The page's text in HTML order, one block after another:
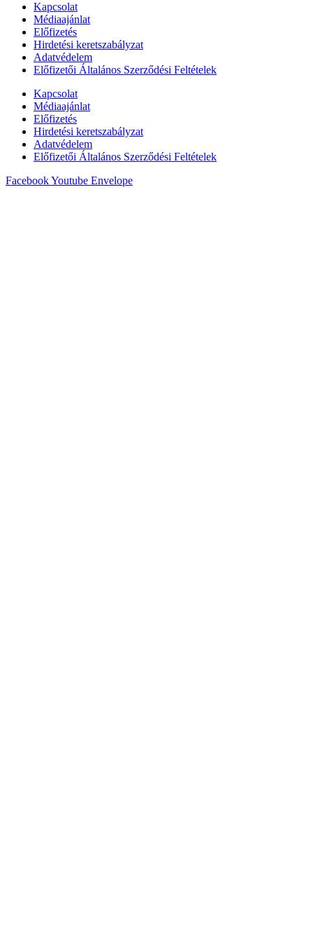
Kapcsolat
Médiaajánlat
Előfizetés
Hirdetési keretszabályzat
Adatvédelem
Előfizetői Általános Szerződési Feltételek
Kapcsolat
Médiaajánlat
Előfizetés
Hirdetési keretszabályzat
Adatvédelem
Előfizetői Általános Szerződési Feltételek
FacebookYoutube Envelope